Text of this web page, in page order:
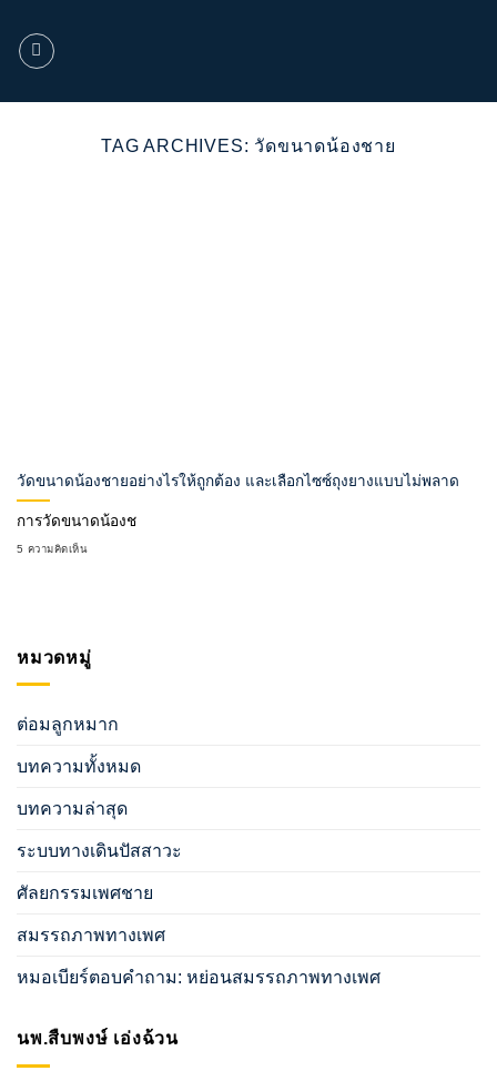
TAG ARCHIVES: วัดขนาดน้องชาย
วัดขนาดน้องชายอย่างไรให้ถูกต้อง และเลือกไซซ์ถุงยางแบบไม่พลาด
การวัดขนาดน้องช
5 ความคิดเห็น
หมวดหมู่
ต่อมลูกหมาก
บทความทั้งหมด
บทความล่าสุด
ระบบทางเดินปัสสาวะ
ศัลยกรรมเพศชาย
สมรรถภาพทางเพศ
หมอเบียร์ตอบคำถาม: หย่อนสมรรถภาพทางเพศ
นพ.สืบพงษ์ เอ่งฉ้วน